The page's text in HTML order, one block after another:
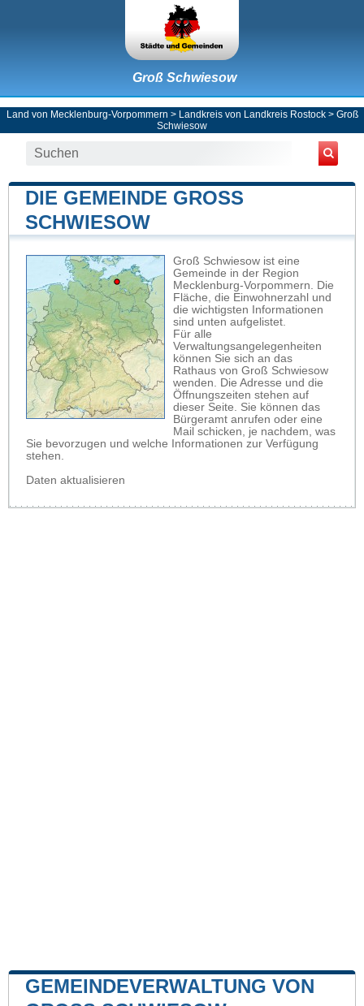
Groß Schwiesow
Land von Mecklenburg-Vorpommern > Landkreis von Landkreis Rostock> Groß
Schwiesow
DIE GEMEINDE GROSS S
CHWIESOW
Groß Schwiesow ist eine
Gemeinde in der Region
Mecklenburg-Vorpommern. Die
Fläche, die Einwohnerzahl und
die wichtigsten Informationen
sind unten aufgelistet.
Für alle
Verwaltungsangelegenheiten
können Sie sich an das
Rathaus von Groß Schwiesow
wenden. Die Adresse und die
Öffnungszeiten stehen auf
dieser Seite. Sie können das
Bürgeramt anrufen oder eine
Mail schicken, je nachdem, was
Sie bevorzugen und welche Informationen zur Verfügung
stehen.
Daten aktualisieren
GEMEINDEVERWALTUNG VON